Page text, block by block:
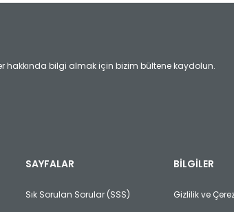
eksik bilgiler bulunuyor.
daha pahalı.
alternatifler olmalı.
hakkında bilgi almak için bizim bültene kaydolun.
SAYFALAR
Sık Sorulan Sorular (SSS)
BİLGİLER
Gizlilik ve